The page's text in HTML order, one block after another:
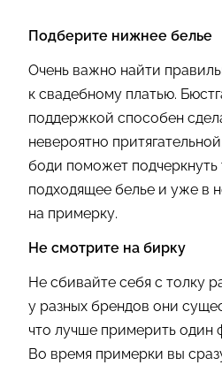
Подберите нижнее белье
Очень важно найти
к свадебному платью.
поддержкой способен
невероятно
боди поможет
подходящее белье и уже в
на примерку.
Не смотрите на бирку
Не сбивайте себя с толку
у разных брендов они
что лучше примерить один
Во время примерки вы